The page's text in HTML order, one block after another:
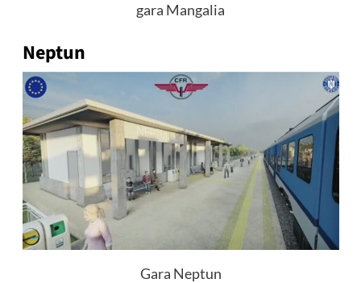
gara Mangalia
Neptun
Gara Neptun